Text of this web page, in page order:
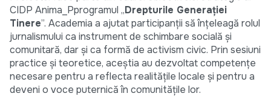
CIDP Anima_Pprogramul „Drepturile Generației
Tinere”. Academia a ajutat participanții să înțeleagă rolul
jurnalismului ca instrument de schimbare socială și
comunitară, dar și ca formă de activism civic. Prin sesiuni
practice și teoretice, aceștia au dezvoltat competențe
necesare pentru a reflecta realitățile locale și pentru a
deveni o voce puternică în comunitățile lor.